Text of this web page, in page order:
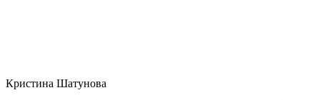
Кристина Шатунова